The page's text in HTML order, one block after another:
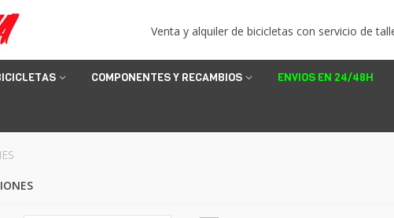
Venta y alquiler de bicicletas con servicio de
COMPONENTES Y RECAMBIOS ENVIOS EN 24/48H